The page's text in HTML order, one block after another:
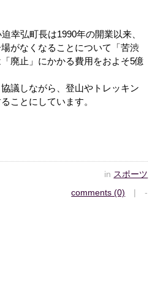
幸弘町長は1990年の開業以来、
がなくなることについて「苦渋
廃止」にかかる費用をおよそ5億
議しながら、登山やトレッキン
ことにしています。
in スポーツ
comments (0) | -